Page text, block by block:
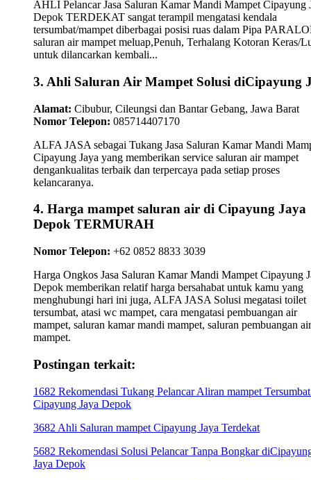
AHLI Pelancar Jasa Saluran Kamar Mandi Mampet Cipayung
Depok TERDEKAT sangat terampil mengatasi kendala
tersumbat/mampet diberbagai posisi ruas dalam Pipa
saluran air mampet meluap,Penuh, Terhalang Kotoran Keras/
untuk dilancarkan kembali...
3. Ahli Saluran Air Mampet Solusi diCipayung
Alamat: Cibubur, Cileungsi dan Bantar Gebang, Jawa Barat
Nomor Telepon: 085714407170
ALFA JASA sebagai Tukang Jasa Saluran Kamar Mandi
Cipayung Jaya yang memberikan service saluran air mampet
dengankualitas terbaik dan terpercaya pada setiap proses
kelancaranya.
4. Harga mampet saluran air di Cipayung Jaya
Depok TERMURAH
Nomor Telepon: +62 0852 8833 3039
Harga Ongkos Jasa Saluran Kamar Mandi Mampet Cipayung
Depok memberikan relatif harga bersahabat untuk kamu yang
menghubungi hari ini juga, ALFA JASA Solusi megatasi toilet
tersumbat, atasi wc mampet, cara mengatasi pembuangan air
mampet, saluran kamar mandi mampet, saluran pembuangan air
mampet.
Postingan terkait:
1682 Rekomendasi Tukang Pelancar Aliran mampet
Cipayung Jaya Depok
3682 Ahli Saluran mampet Cipayung Jaya Terdekat
5682 Rekomendasi Solusi Pelancar Tanpa Bongkar
Jaya Depok